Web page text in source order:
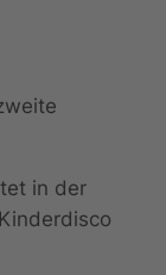
in der